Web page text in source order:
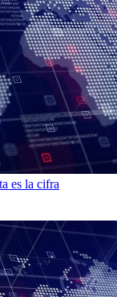
es la cifra